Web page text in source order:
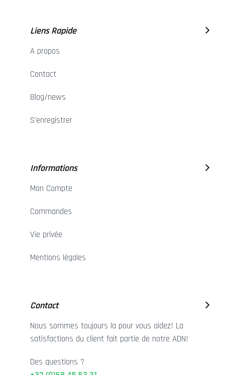
Liens Rapide
A propos
Contact
Blog/news
S'enregistrer
Informations
Mon Compte
Commandes
Vie privée
Mentions légales
Contact
Nous sommes toujours la pour vous aidez! La
satisfactions du client fait partie de notre ADN!
Des questions ?